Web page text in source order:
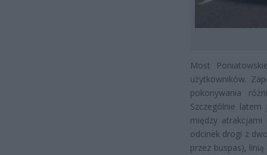
Most
użytkowników.
pokonywania
Szczególnie
między
odcinek drogi z
przez buspas),